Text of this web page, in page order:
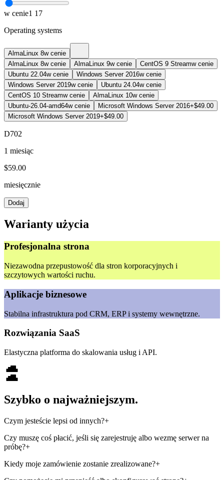
w cenie1 17
Operating systems
AlmaLinux 8w cenie
AlmaLinux 8w cenie AlmaLinux 9w cenie CentOS 9 Streamw cenie
Ubuntu 22.04w cenie Windows Server 2016w cenie
Windows Server 2019w cenie Ubuntu 24.04w cenie
CentOS 10 Streamw cenie AlmaLinux 10w cenie
Ubuntu-26.04-amd64w cenie Microsoft Windows Server 2016+$49.00
Microsoft Windows Server 2019+$49.00
D702
1 miesiąc
$59.00
miesięcznie
Dodaj
Warianty użycia
Profesjonalna strona
Niezawodna przepustowość dla stron korporacyjnych i
szczytowych wartości ruchu.
Aplikacje biznesowe
Stabilna infrastruktura pod CRM, ERP i systemy wewnętrzne.
Rozwiązania SaaS
Elastyczna platforma do skalowania usług i API.
Szybko o najważniejszym.
Czym jesteście lepsi od innych?+
Mamy świetny zestaw opcji wliczonych w usługi, które
świadczymy. Podstawowe wsparcie zapewniamy bezpłatnie,
poza nasze obowiązki związane z utrzymaniem działania usług.
Czy muszę coś płacić, jeśli się zarejestruję albo wezmę serwer na
próbę?+
Nie. Rejestracja do niczego cię nie zobowiązuje. Nie musisz
Kiedy moje zamówienie zostanie zrealizowane?+